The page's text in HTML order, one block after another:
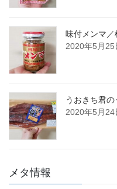
味付メンマ／
2020年5月25
うおきち君
2020年5月24
メタ情報